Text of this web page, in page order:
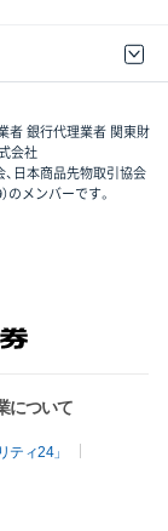
者 銀行代理業者 関東財
会社
日本商品先物取引協会
のメンバーです。
について
ィ24」